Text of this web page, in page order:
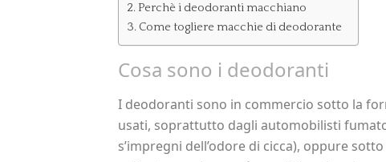
Perchè i deodoranti macchiano
Come togliere macchie di deodorante
Cosa sono i deodoranti
I deodoranti sono in commercio sotto la
usati, soprattutto dagli automobilisti
s’impregni dell’odore di cicca), oppure